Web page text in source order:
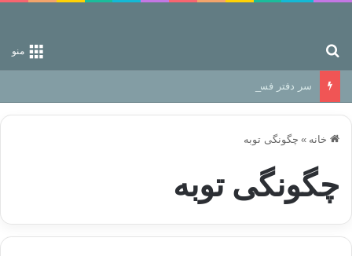
منو
سر دفتر فساد در زمین‌، دوری وکناره‌گیری از راه خداست‌!
خانه » چگونگی توبه
چگونگی توبه